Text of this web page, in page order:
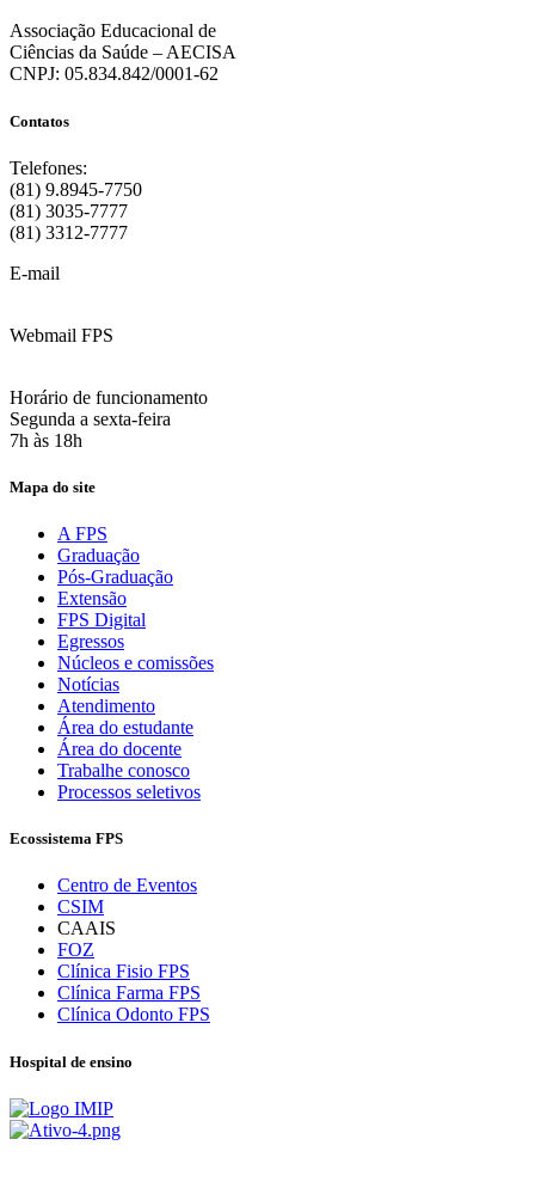
Associação Educacional de
Ciências da Saúde – AECISA
CNPJ: 05.834.842/0001-62
Contatos
Telefones:
(81) 9.8945-7750
(81) 3035-7777
(81) 3312-7777
E-mail
Webmail FPS
Horário de funcionamento
Segunda a sexta-feira
7h às 18h
Mapa do site
A FPS
Graduação
Pós-Graduação
Extensão
FPS Digital
Egressos
Núcleos e comissões
Notícias
Atendimento
Área do estudante
Área do docente
Trabalhe conosco
Processos seletivos
Ecossistema FPS
Centro de Eventos
CSIM
CAAIS
FOZ
Clínica Fisio FPS
Clínica Farma FPS
Clínica Odonto FPS
Hospital de ensino